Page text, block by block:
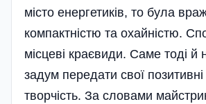
місто енергетиків, то була
компактністю та охайністю.
місцеві краєвиди. Саме тоді й
задум передати свої позитивні
творчість. За словами